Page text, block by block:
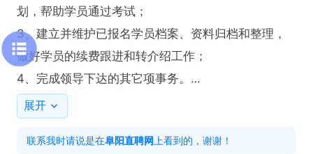
划，帮助学员通过考试；
3、建立并维护已报名学员档案、资料归档和整理，
做好学员的续费跟进和转介绍工作；
4、完成领导下达的其它项事务。
任职要求：
2、口齿清晰，普通话流利，形象气质佳，具有亲和
展开
联系我时请说是在阜阳直聘网 上看到的，谢谢！